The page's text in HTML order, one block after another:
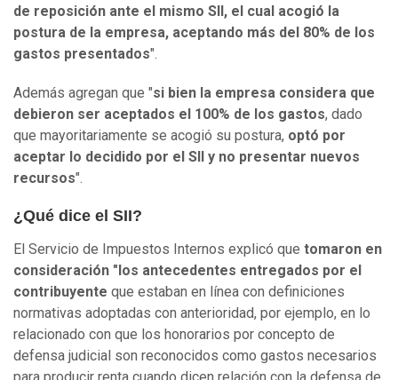
de reposición ante el mismo SII, el cual acogió la
postura de la empresa, aceptando más del 80% de los
gastos presentados".
Además agregan que "si bien la empresa considera que
debieron ser aceptados el 100% de los gastos, dado
que mayoritariamente se acogió su postura, optó por
aceptar lo decidido por el SII y no presentar nuevos
recursos".
¿Qué dice el SII?
El Servicio de Impuestos Internos explicó que tomaron en
consideración "los antecedentes entregados por el
contribuyente que estaban en línea con definiciones
normativas adoptadas con anterioridad, por ejemplo, en lo
relacionado con que los honorarios por concepto de
defensa judicial son reconocidos como gastos necesarios